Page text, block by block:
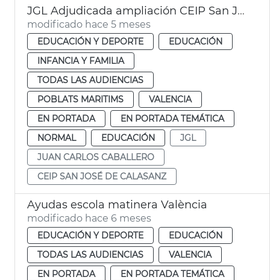
JGL Adjudicada ampliación CEIP San José Calasanz
modificado hace 5 meses
EDUCACIÓN Y DEPORTE
EDUCACIÓN
INFANCIA Y FAMILIA
TODAS LAS AUDIENCIAS
POBLATS MARITIMS
VALENCIA
EN PORTADA
EN PORTADA TEMÁTICA
NORMAL
EDUCACIÓN
JGL
JUAN CARLOS CABALLERO
CEIP SAN JOSÉ DE CALASANZ
Ayudas escola matinera València
modificado hace 6 meses
EDUCACIÓN Y DEPORTE
EDUCACIÓN
TODAS LAS AUDIENCIAS
VALENCIA
EN PORTADA
EN PORTADA TEMÁTICA